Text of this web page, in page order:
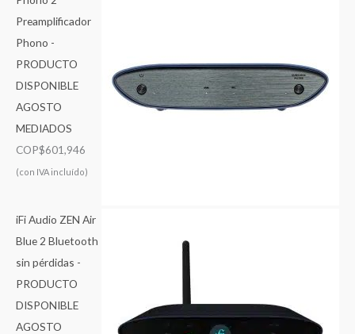
Preamplificador
Phono -
PRODUCTO
DISPONIBLE
AGOSTO
MEDIADOS
COP$601,946
(con IVA incluído)
iFi Audio ZEN Air
Blue 2 Bluetooth
sin pérdidas -
PRODUCTO
DISPONIBLE
AGOSTO